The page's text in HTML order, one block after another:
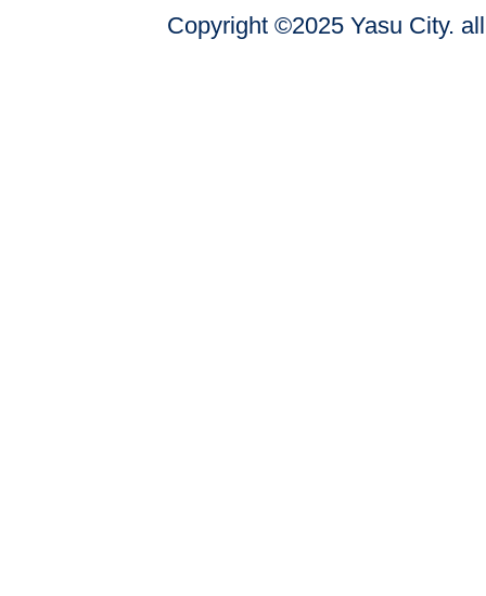
Copyright ©2025 Yasu City.